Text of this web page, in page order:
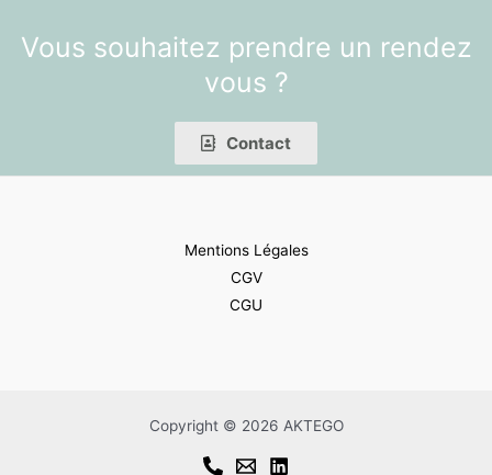
Vous souhaitez prendre un rendez
vous ?
Contact
Mentions Légales
CGV
CGU
Copyright © 2026 AKTEGO